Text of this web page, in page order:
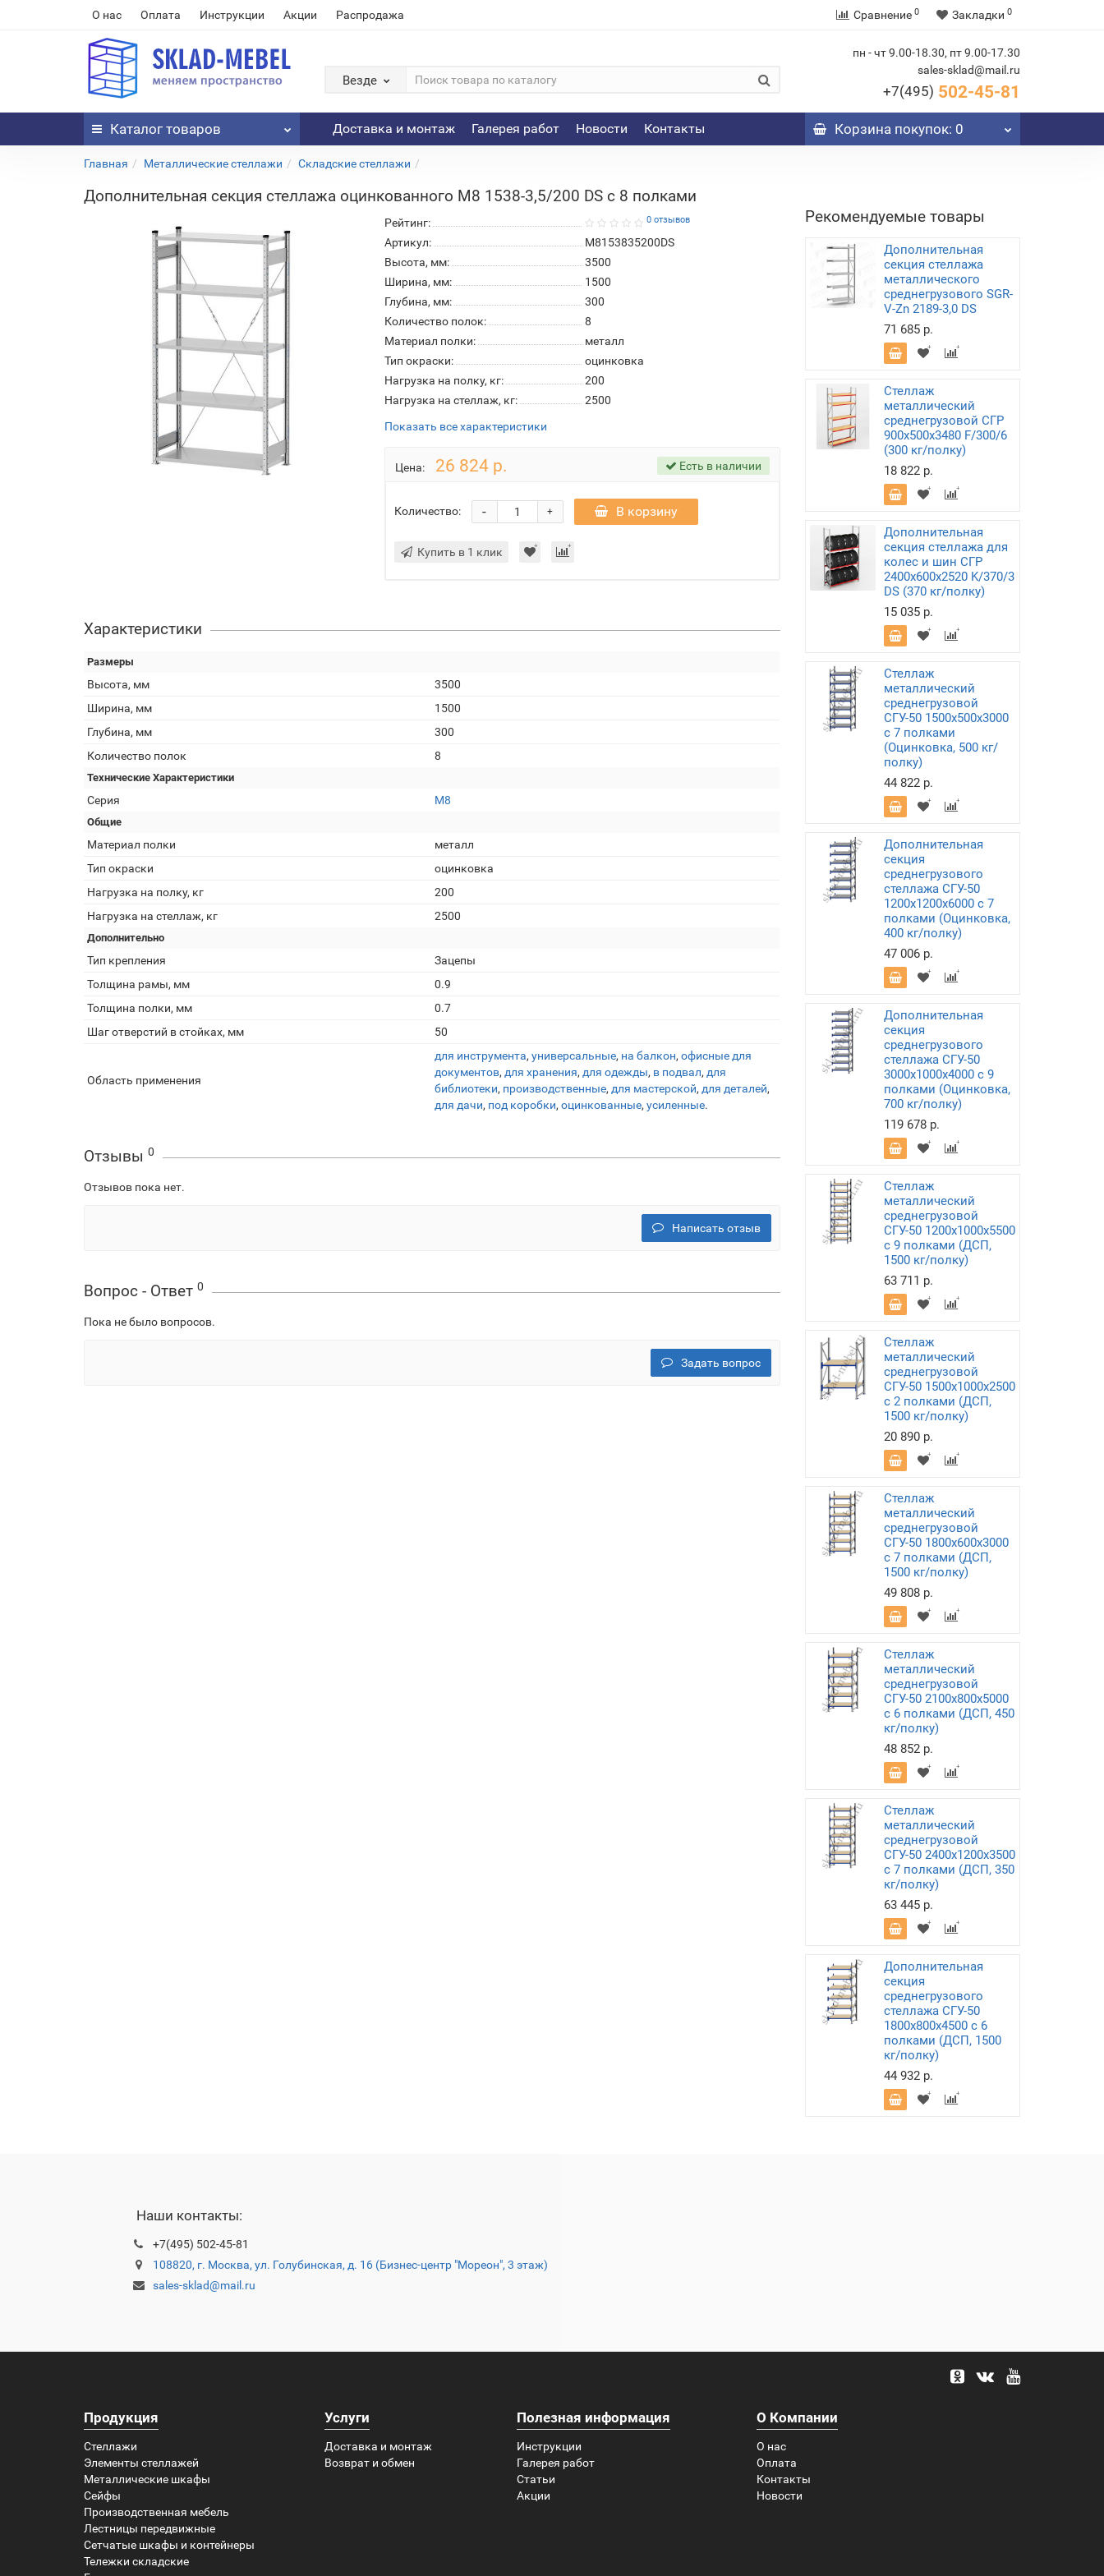
О нас Оплата Инструкции Акции Распродажа Сравнение 0 Закладки 0
Везде
пн - чт 9.00-18.30, пт 9.00-17.30
sales-sklad@mail.ru
+7(495) 502-45-81
Каталог товаров Доставка и монтаж Галерея работ Новости Контакты Корзинапокупок: 0
Главная Металлические стеллажи Складские стеллажи
Дополнительная секция стеллажа оцинкованного М8 1538-3,5/200 DS с 8 полками
Рейтинг: 0 отзывов
Артикул:
М8153835200DS
Высота, мм:
3500
Ширина, мм:
1500
Глубина, мм:
300
Количество полок:
8
Материал полки:
металл
Тип окраски:
оцинковка
Нагрузка на полку, кг:
200
Нагрузка на стеллаж, кг:
2500
Показать все характеристики
Цена: 26 824 р. Есть в наличии
Количество: +
- В корзину
Купить в 1 клик
Характеристики
Размеры
Высота, мм
3500
Ширина, мм
1500
Глубина, мм
300
Количество полок
8
Технические Характеристики
Серия М8
Общие
Материал полки
металл
Тип окраски
оцинковка
Нагрузка на полку, кг
200
Нагрузка на стеллаж, кг
2500
Дополнительно
Тип крепления
Зацепы
Толщина рамы, мм
0.9
Толщина полки, мм
0.7
Шаг отверстий в стойках, мм
50
Область применения
для инструмента, универсальные, на балкон, офисные для
документов, для хранения, для одежды, в подвал, для
библиотеки, производственные, для мастерской, для деталей,
для дачи, под коробки, оцинкованные, усиленные.
Отзывы 0
Отзывов пока нет.
Написать отзыв
Вопрос - Ответ 0
Пока не было вопросов.
Задать вопрос
Рекомендуемые товары
Дополнительная
секция стеллажа
металлического
среднегрузового SGR-
V-Zn 2189-3,0 DS
71 685 р.
Стеллаж
металлический
среднегрузовой СГР
900х500х3480 F/300/6
(300 кг/полку)
18 822 р.
Дополнительная
секция стеллажа для
колес и шин СГР
2400х600х2520 K/370/3
DS (370 кг/полку)
15 035 р.
Стеллаж
металлический
среднегрузовой
СГУ-50 1500х500х3000
с 7 полками
(Оцинковка, 500 кг/
полку)
44 822 р.
Дополнительная
секция
среднегрузового
стеллажа СГУ-50
1200х1200х6000 с 7
полками (Оцинковка,
400 кг/полку)
47 006 р.
Дополнительная
секция
среднегрузового
стеллажа СГУ-50
3000х1000х4000 с 9
полками (Оцинковка,
700 кг/полку)
119 678 р.
Стеллаж
металлический
среднегрузовой
СГУ-50 1200х1000х5500
с 9 полками (ДСП,
1500 кг/полку)
63 711 р.
Стеллаж
металлический
среднегрузовой
СГУ-50 1500х1000х2500
с 2 полками (ДСП,
1500 кг/полку)
20 890 р.
Стеллаж
металлический
среднегрузовой
СГУ-50 1800х600х3000
с 7 полками (ДСП,
1500 кг/полку)
49 808 р.
Стеллаж
металлический
среднегрузовой
СГУ-50 2100х800х5000
с 6 полками (ДСП, 450
кг/полку)
48 852 р.
Стеллаж
металлический
среднегрузовой
СГУ-50 2400х1200х3500
с 7 полками (ДСП, 350
кг/полку)
63 445 р.
Дополнительная
секция
среднегрузового
стеллажа СГУ-50
1800х800х4500 с 6
полками (ДСП, 1500
кг/полку)
44 932 р.
Наши контакты:
+7(495) 502-45-81
108820, г. Москва, ул. Голубинская, д. 16 (Бизнес-центр "Мореон", 3 этаж)
sales-sklad@mail.ru
Продукция
Стеллажи
Элементы стеллажей
Металлические шкафы
Сейфы
Производственная мебель
Лестницы передвижные
Сетчатые шкафы и контейнеры
Тележки складские
Услуги
Доставка и монтаж
Возврат и обмен
Полезная информация
Инструкции
Галерея работ
Статьи
Акции
О Компании
О нас
Оплата
Контакты
Новости